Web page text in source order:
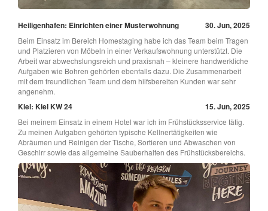
Heiligenhafen: Einrichten einer Musterwohnung 30. Jun, 2025
Beim Einsatz im Bereich Homestaging habe ich das Team beim Tragen
und Platzieren von Möbeln in einer Verkaufswohnung unterstützt. Die
Arbeit war abwechslungsreich und praxisnah – kleinere handwerkliche
Aufgaben wie Bohren gehörten ebenfalls dazu. Die Zusammenarbeit
mit dem freundlichen Team und dem hilfsbereiten Kunden war sehr
angenehm.
Kiel: Kiel KW 24 15. Jun, 2025
Bei meinem Einsatz in einem Hotel war ich im Frühstücksservice tätig.
Zu meinen Aufgaben gehörten typische Kellnertätigkeiten wie
Abräumen und Reinigen der Tische, Sortieren und Abwaschen von
Geschirr sowie das allgemeine Sauberhalten des Frühstücksbereichs.